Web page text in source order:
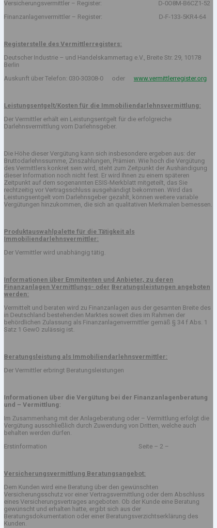
Versicherungsvermittler – Register: D-0O8M-B6CZ1-52
Finanzanlagenvermittler – Register: D-F-133-5KR4-64
Registerstelle des Vermittlerregisters:
Deutscher Industrie – und Handelskammertag e.V., Breite Str. 29, 10178
Berlin
Auskunft über Telefon: 030-30308-0 oder www.vermittlerregister.org
Leistungsentgelt/Kosten für die Immobiliendarlehnsvermittlung:
Der Vermittler erhält ein Leistungsentgelt für die erfolgreiche
Darlehnsvermittlung vom Darlehnsgeber.
Die Höhe dieser Vergütung kann sich insbesondere ergeben aus: der
Bruttodarlehnssumme, Zinszahlungen, Prämien. Wie hoch die Vergütung
des Vermittlers konkret sein wird, steht zum Zeitpunkt der Aushändigung
dieser Information noch nicht fest. Er wird Ihnen zu einem späteren
Zeitpunkt auf dem sogenannten ESIS-Merkblatt mitgeteilt, das Sie
rechtzeitig vor Vertragsschluss ausgehändigt bekommen. Wird das
Leistungsentgelt vom Darlehnsgeber gezahlt, können weitere variable
Vergütungen hinzukommen, die sich an qualitativen Merkmalen bemessen.
Produktauswahlpalette für die Tätigkeit als
Immobiliendarlehnsvermittler:
Der Vermittler wird unabhängig tätig.
Informationen über Emmitenten und Anbieter, zu deren
Finanzanlagen Vermittlungs- oder Beratungsleistungen angeboten
werden:
Vermittelt und beraten wird zu Finanzanlagen aus der gesamten Breite des
in Deutschland bestehenden Marktes soweit dies im Rahmen der
behördlichen Zulassung als Finanzanlagenvermittler gemäß § 34 f Abs. 1
Satz 1 GewO zulässig ist.
Beratungsleistung als Immobiliendarlehnsvermittler:
Der Vermittler erbringt Beratungsleistungen
Informationen über die Vergütung bei der Finanzanlagenberatung
und – Vermittlung:
Im Zusammenhang mit der Anlageberatung oder – Vermittlung erfolgt die
Vergütung ausschließlich durch Zuwendung von Dritten, welche auch
behalten werden dürfen.
Erstinformation Seite – 2 –
Versicherungsvermittlung Beratungsangebot:
Dem Kunden wird eine Beratung über den gewünschten
Versicherungsschutz vor einer Vertragsvermittlung oder dem Abschluss
eines Versicherungsvertrages angeboten. Ob der Kunde eine Beratung
gewünscht und erhalten hatte, ergibt sich aus der
Beratungsdokumentation oder einer Beratungsverzichtserklärung des
Kunden.